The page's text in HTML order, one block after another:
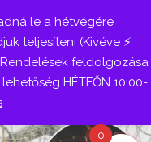
le a hétvégére
teljesíteni (Kivéve ⚡
Rendelések feldolgozása
HÉTFŐN 10:00-
0